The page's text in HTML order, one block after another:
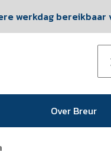
werkdag bereikbaar
Over Breur